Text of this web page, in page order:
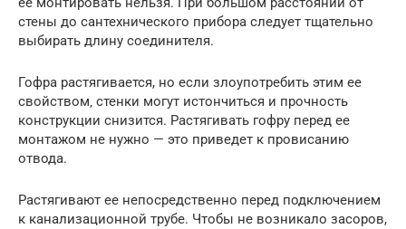
стены до сантехнического прибора следует тщательно
выбирать длину соединителя.
Гофра растягивается, но если злоупотребить этим ее
свойством‚ стенки могут истончиться и прочность
конструкции снизится. Растягивать гофру перед ее
монтажом не нужно — это приведет к провисанию
отвода.
Растягивают ее непосредственно перед подключением
к канализационной трубе. Чтобы не возникало засоров,